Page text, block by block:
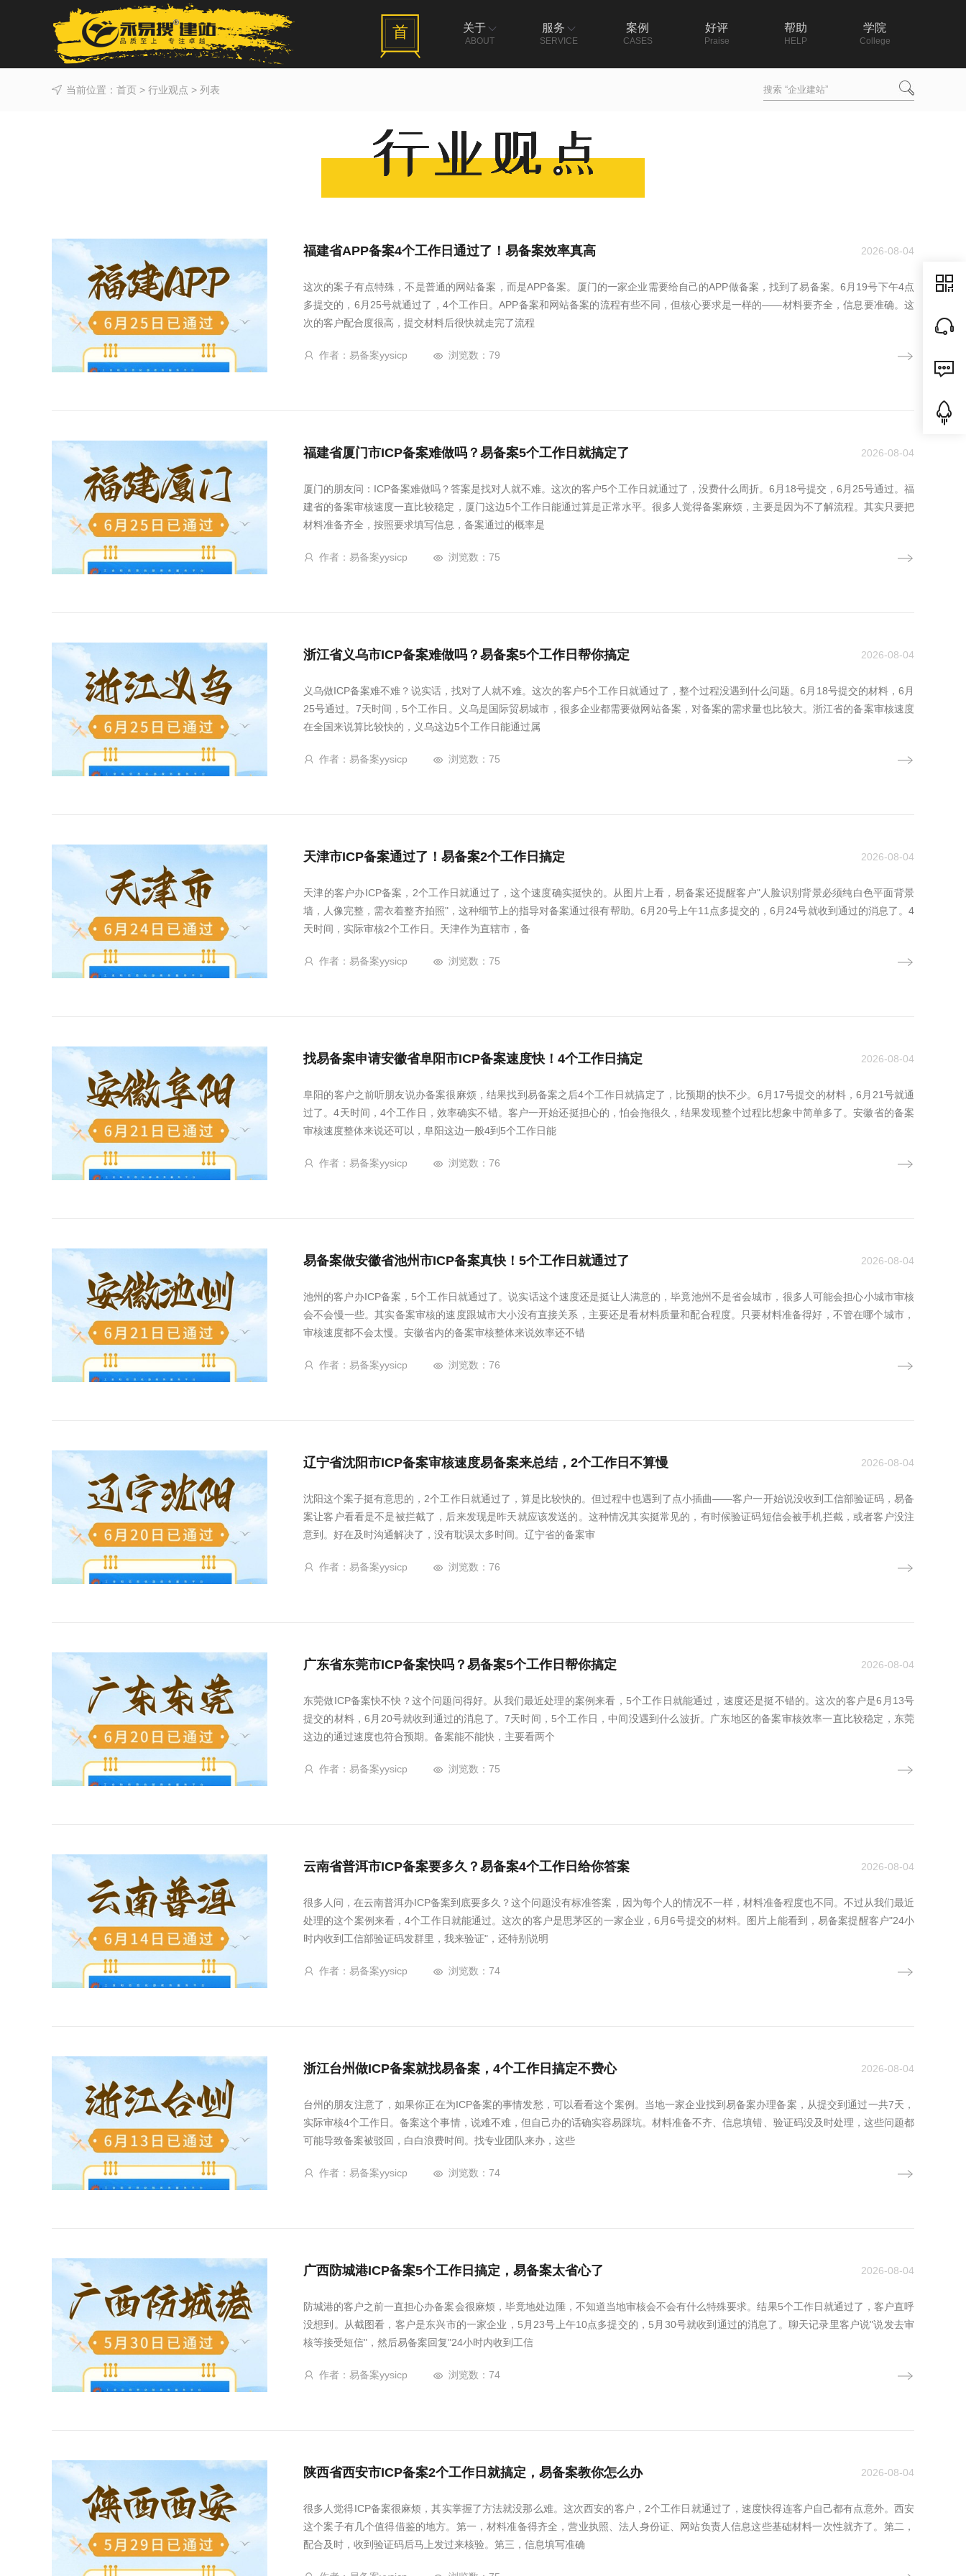
首 关于
ABOUT
服务
SERVICE
案例
CASES
好评
Praise
帮助
HELP
学院
College
当前位置： 首页 > 行业观点 > 列表
福建省APP备案4个工作日通过了！易备案效率真高 2026-08-04
这次的案子有点特殊，不是普通的网站备案，而是APP备案。厦门的一家企业需要给自己的APP做备案，找到了易备案。6月19号下午4点
多提交的，6月25号就通过了，4个工作日。APP备案和网站备案的流程有些不同，但核心要求是一样的——材料要齐全，信息要准确。这
次的客户配合度很高，提交材料后很快就走完了流程
作者：易备案yysicp 浏览数：79
福建省厦门市ICP备案难做吗？易备案5个工作日就搞定了 2026-08-04
厦门的朋友问：ICP备案难做吗？答案是找对人就不难。这次的客户5个工作日就通过了，没费什么周折。6月18号提交，6月25号通过。福
建省的备案审核速度一直比较稳定，厦门这边5个工作日能通过算是正常水平。很多人觉得备案麻烦，主要是因为不了解流程。其实只要把
材料准备齐全，按照要求填写信息，备案通过的概率是
作者：易备案yysicp 浏览数：75
浙江省义乌市ICP备案难做吗？易备案5个工作日帮你搞定 2026-08-04
义乌做ICP备案难不难？说实话，找对了人就不难。这次的客户5个工作日就通过了，整个过程没遇到什么问题。6月18号提交的材料，6月
25号通过。7天时间，5个工作日。义乌是国际贸易城市，很多企业都需要做网站备案，对备案的需求量也比较大。浙江省的备案审核速度
在全国来说算比较快的，义乌这边5个工作日能通过属
作者：易备案yysicp 浏览数：75
天津市ICP备案通过了！易备案2个工作日搞定 2026-08-04
天津的客户办ICP备案，2个工作日就通过了，这个速度确实挺快的。从图片上看，易备案还提醒客户"人脸识别背景必须纯白色平面背景
墙，人像完整，需衣着整齐拍照"，这种细节上的指导对备案通过很有帮助。6月20号上午11点多提交的，6月24号就收到通过的消息了。4
天时间，实际审核2个工作日。天津作为直辖市，备
作者：易备案yysicp 浏览数：75
找易备案申请安徽省阜阳市ICP备案速度快！4个工作日搞定 2026-08-04
阜阳的客户之前听朋友说办备案很麻烦，结果找到易备案之后4个工作日就搞定了，比预期的快不少。6月17号提交的材料，6月21号就通
过了。4天时间，4个工作日，效率确实不错。客户一开始还挺担心的，怕会拖很久，结果发现整个过程比想象中简单多了。安徽省的备案
审核速度整体来说还可以，阜阳这边一般4到5个工作日能
作者：易备案yysicp 浏览数：76
易备案做安徽省池州市ICP备案真快！5个工作日就通过了 2026-08-04
池州的客户办ICP备案，5个工作日就通过了。说实话这个速度还是挺让人满意的，毕竟池州不是省会城市，很多人可能会担心小城市审核
会不会慢一些。其实备案审核的速度跟城市大小没有直接关系，主要还是看材料质量和配合程度。只要材料准备得好，不管在哪个城市，
审核速度都不会太慢。安徽省内的备案审核整体来说效率还不错
作者：易备案yysicp 浏览数：76
辽宁省沈阳市ICP备案审核速度易备案来总结，2个工作日不算慢 2026-08-04
沈阳这个案子挺有意思的，2个工作日就通过了，算是比较快的。但过程中也遇到了点小插曲——客户一开始说没收到工信部验证码，易备
案让客户看看是不是被拦截了，后来发现是昨天就应该发送的。这种情况其实挺常见的，有时候验证码短信会被手机拦截，或者客户没注
意到。好在及时沟通解决了，没有耽误太多时间。辽宁省的备案审
作者：易备案yysicp 浏览数：76
广东省东莞市ICP备案快吗？易备案5个工作日帮你搞定 2026-08-04
东莞做ICP备案快不快？这个问题问得好。从我们最近处理的案例来看，5个工作日就能通过，速度还是挺不错的。这次的客户是6月13号
提交的材料，6月20号就收到通过的消息了。7天时间，5个工作日，中间没遇到什么波折。广东地区的备案审核效率一直比较稳定，东莞
这边的通过速度也符合预期。备案能不能快，主要看两个
作者：易备案yysicp 浏览数：75
云南省普洱市ICP备案要多久？易备案4个工作日给你答案 2026-08-04
很多人问，在云南普洱办ICP备案到底要多久？这个问题没有标准答案，因为每个人的情况不一样，材料准备程度也不同。不过从我们最近
处理的这个案例来看，4个工作日就能通过。这次的客户是思茅区的一家企业，6月6号提交的材料。图片上能看到，易备案提醒客户"24小
时内收到工信部验证码发群里，我来验证"，还特别说明
作者：易备案yysicp 浏览数：74
浙江台州做ICP备案就找易备案，4个工作日搞定不费心 2026-08-04
台州的朋友注意了，如果你正在为ICP备案的事情发愁，可以看看这个案例。当地一家企业找到易备案办理备案，从提交到通过一共7天，
实际审核4个工作日。备案这个事情，说难不难，但自己办的话确实容易踩坑。材料准备不齐、信息填错、验证码没及时处理，这些问题都
可能导致备案被驳回，白白浪费时间。找专业团队来办，这些
作者：易备案yysicp 浏览数：74
广西防城港ICP备案5个工作日搞定，易备案太省心了 2026-08-04
防城港的客户之前一直担心办备案会很麻烦，毕竟地处边陲，不知道当地审核会不会有什么特殊要求。结果5个工作日就通过了，客户直呼
没想到。从截图看，客户是东兴市的一家企业，5月23号上午10点多提交的，5月30号就收到通过的消息了。聊天记录里客户说"说发去审
核等接受短信"，然后易备案回复"24小时内收到工信
作者：易备案yysicp 浏览数：74
陕西省西安市ICP备案2个工作日就搞定，易备案教你怎么办 2026-08-04
很多人觉得ICP备案很麻烦，其实掌握了方法就没那么难。这次西安的客户，2个工作日就通过了，速度快得连客户自己都有点意外。西安
这个案子有几个值得借鉴的地方。第一，材料准备得齐全，营业执照、法人身份证、网站负责人信息这些基础材料一次性就齐了。第二，
配合及时，收到验证码后马上发过来核验。第三，信息填写准确